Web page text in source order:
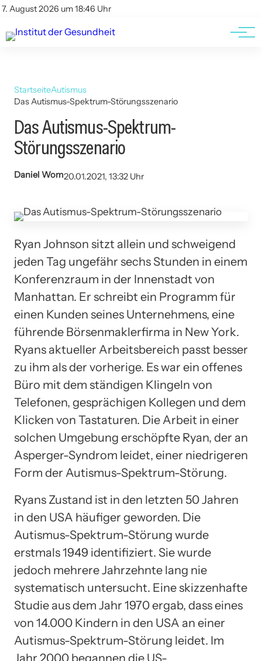
7. August 2026 um 18:46 Uhr
Kontakt
Kontakt
AGBs
StartseiteAutismus
Das Autismus-Spektrum-Störungsszenario
Das Autismus-Spektrum-
Störungsszenario
Daniel Wom20.01.2021, 13:32 Uhr
Ryan Johnson sitzt allein und schweigend
jeden Tag ungefähr sechs Stunden in einem
Konferenzraum in der Innenstadt von
Manhattan. Er schreibt ein Programm für
einen Kunden seines Unternehmens, eine
führende Börsenmaklerfirma in New York.
Ryans aktueller Arbeitsbereich passt besser
zu ihm als der vorherige. Es war ein offenes
Büro mit dem ständigen Klingeln von
Telefonen, gesprächigen Kollegen und dem
Klicken von Tastaturen. Die Arbeit in einer
solchen Umgebung erschöpfte Ryan, der an
Asperger-Syndrom leidet, einer niedrigeren
Form der Autismus-Spektrum-Störung.
Ryans Zustand ist in den letzten 50 Jahren
in den USA häufiger geworden. Die
Autismus-Spektrum-Störung wurde
erstmals 1949 identifiziert. Sie wurde
jedoch mehrere Jahrzehnte lang nie
systematisch untersucht. Eine skizzenhafte
Studie aus dem Jahr 1970 ergab, dass eines
von 14.000 Kindern in den USA an einer
Autismus-Spektrum-Störung leidet. Im
Jahr 2000 begannen die US-